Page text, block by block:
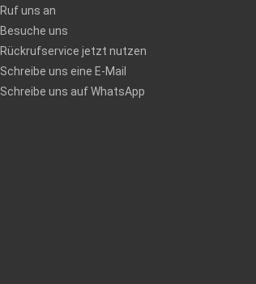
Ruf uns an
Besuche uns
Rückrufservice jetzt nutzen
Schreibe uns eine E-Mail
Schreibe uns auf WhatsApp